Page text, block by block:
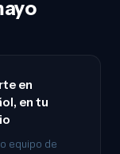
en
en tu
equipo de